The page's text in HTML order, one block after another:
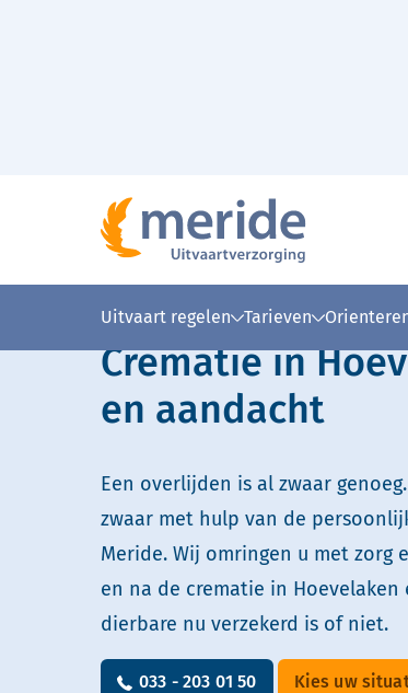
Uitvaart regelen Tarieven
Lees voor Uitleg woorden
Crematie in
en aandacht
Een overlijden is al zwaar
zwaar met hulp van de
Meride. Wij omringen u met zorg
en na de crematie in Hoevelaken
dierbare nu verzekerd is of niet.
033 - 203 01 50 Kies uw